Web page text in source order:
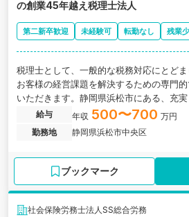
の創業45年越え税理士法人
第二新卒歓迎 未経験可 転勤なし 残業
税理士として、一般的な税務対応にとど
お客様の経営課題を解決するための専門
いただきます。静岡県浜松市にある、充
カー通勤OK、創業45年越えの税理士法人
給与 年収 500〜700 万円
勤務地
静岡県浜松市中央区
ブックマーク
社会保険労務士法人SS総合労務